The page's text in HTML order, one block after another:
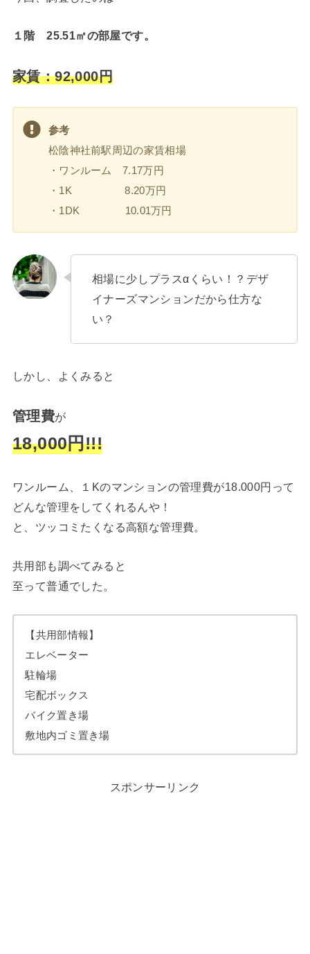
１階 25.51㎡の部屋です。
家賃：92,000円
参考
松陰神社前駅周辺の家賃相場
・ワンルーム 7.17万円
・1K 8.20万円
・1DK 10.01万円
相場に少しプラスαくらい！？デザ
イナーズマンションだから仕方な
い？
しかし、よくみると
管理費が
18,000円!!!
ワンルーム、１Kのマンションの管理費が18.000円って
どんな管理をしてくれるんや！
と、ツッコミたくなる高額な管理費。
共用部も調べてみると
至って普通でした。
【共用部情報】
エレベーター
駐輪場
宅配ボックス
バイク置き場
敷地内ゴミ置き場
スポンサーリンク